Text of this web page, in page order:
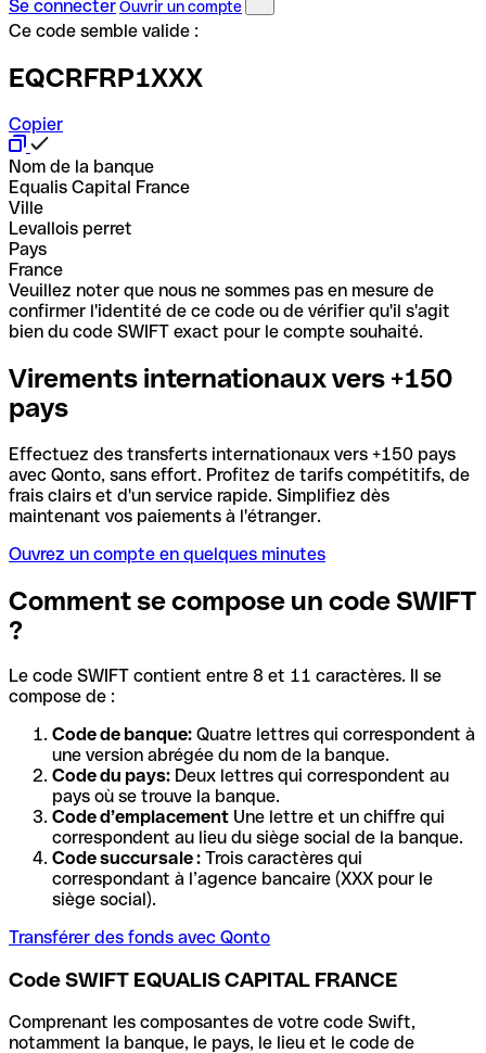
Se connecterOuvrir un compte
Ce code semble valide :
EQCRFRP1XXX
Copier
Nom de la banque
Equalis Capital France
Ville
Levallois perret
Pays
France
Veuillez noter que nous ne sommes pas en mesure de
confirmer l'identité de ce code ou de vérifier qu'il s'agit
bien du code SWIFT exact pour le compte souhaité.
Virements internationaux vers +150
pays
Effectuez des transferts internationaux vers +150 pays
avec Qonto, sans effort. Profitez de tarifs compétitifs, de
frais clairs et d'un service rapide. Simplifiez dès
maintenant vos paiements à l'étranger.
Ouvrez un compte en quelques minutes
Comment se compose un code SWIFT
?
Le code SWIFT contient entre 8 et 11 caractères. Il se
compose de :
Code de banque: Quatre lettres qui correspondent à
une version abrégée du nom de la banque.
Code du pays: Deux lettres qui correspondent au
pays où se trouve la banque.
Code d’emplacement Une lettre et un chiffre qui
correspondent au lieu du siège social de la banque.
Code succursale : Trois caractères qui
correspondant à l’agence bancaire (XXX pour le
siège social).
Transférer des fonds avec Qonto
Code SWIFT EQUALIS CAPITAL FRANCE
Comprenant les composantes de votre code Swift,
notamment la banque, le pays, le lieu et le code de